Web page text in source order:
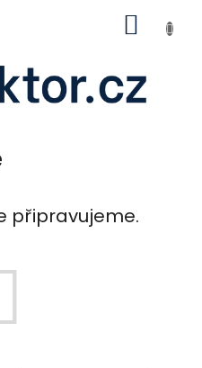
připravujeme.